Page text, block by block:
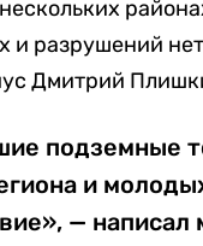
и разрушений
Дмитрий
подземные
и
— написал